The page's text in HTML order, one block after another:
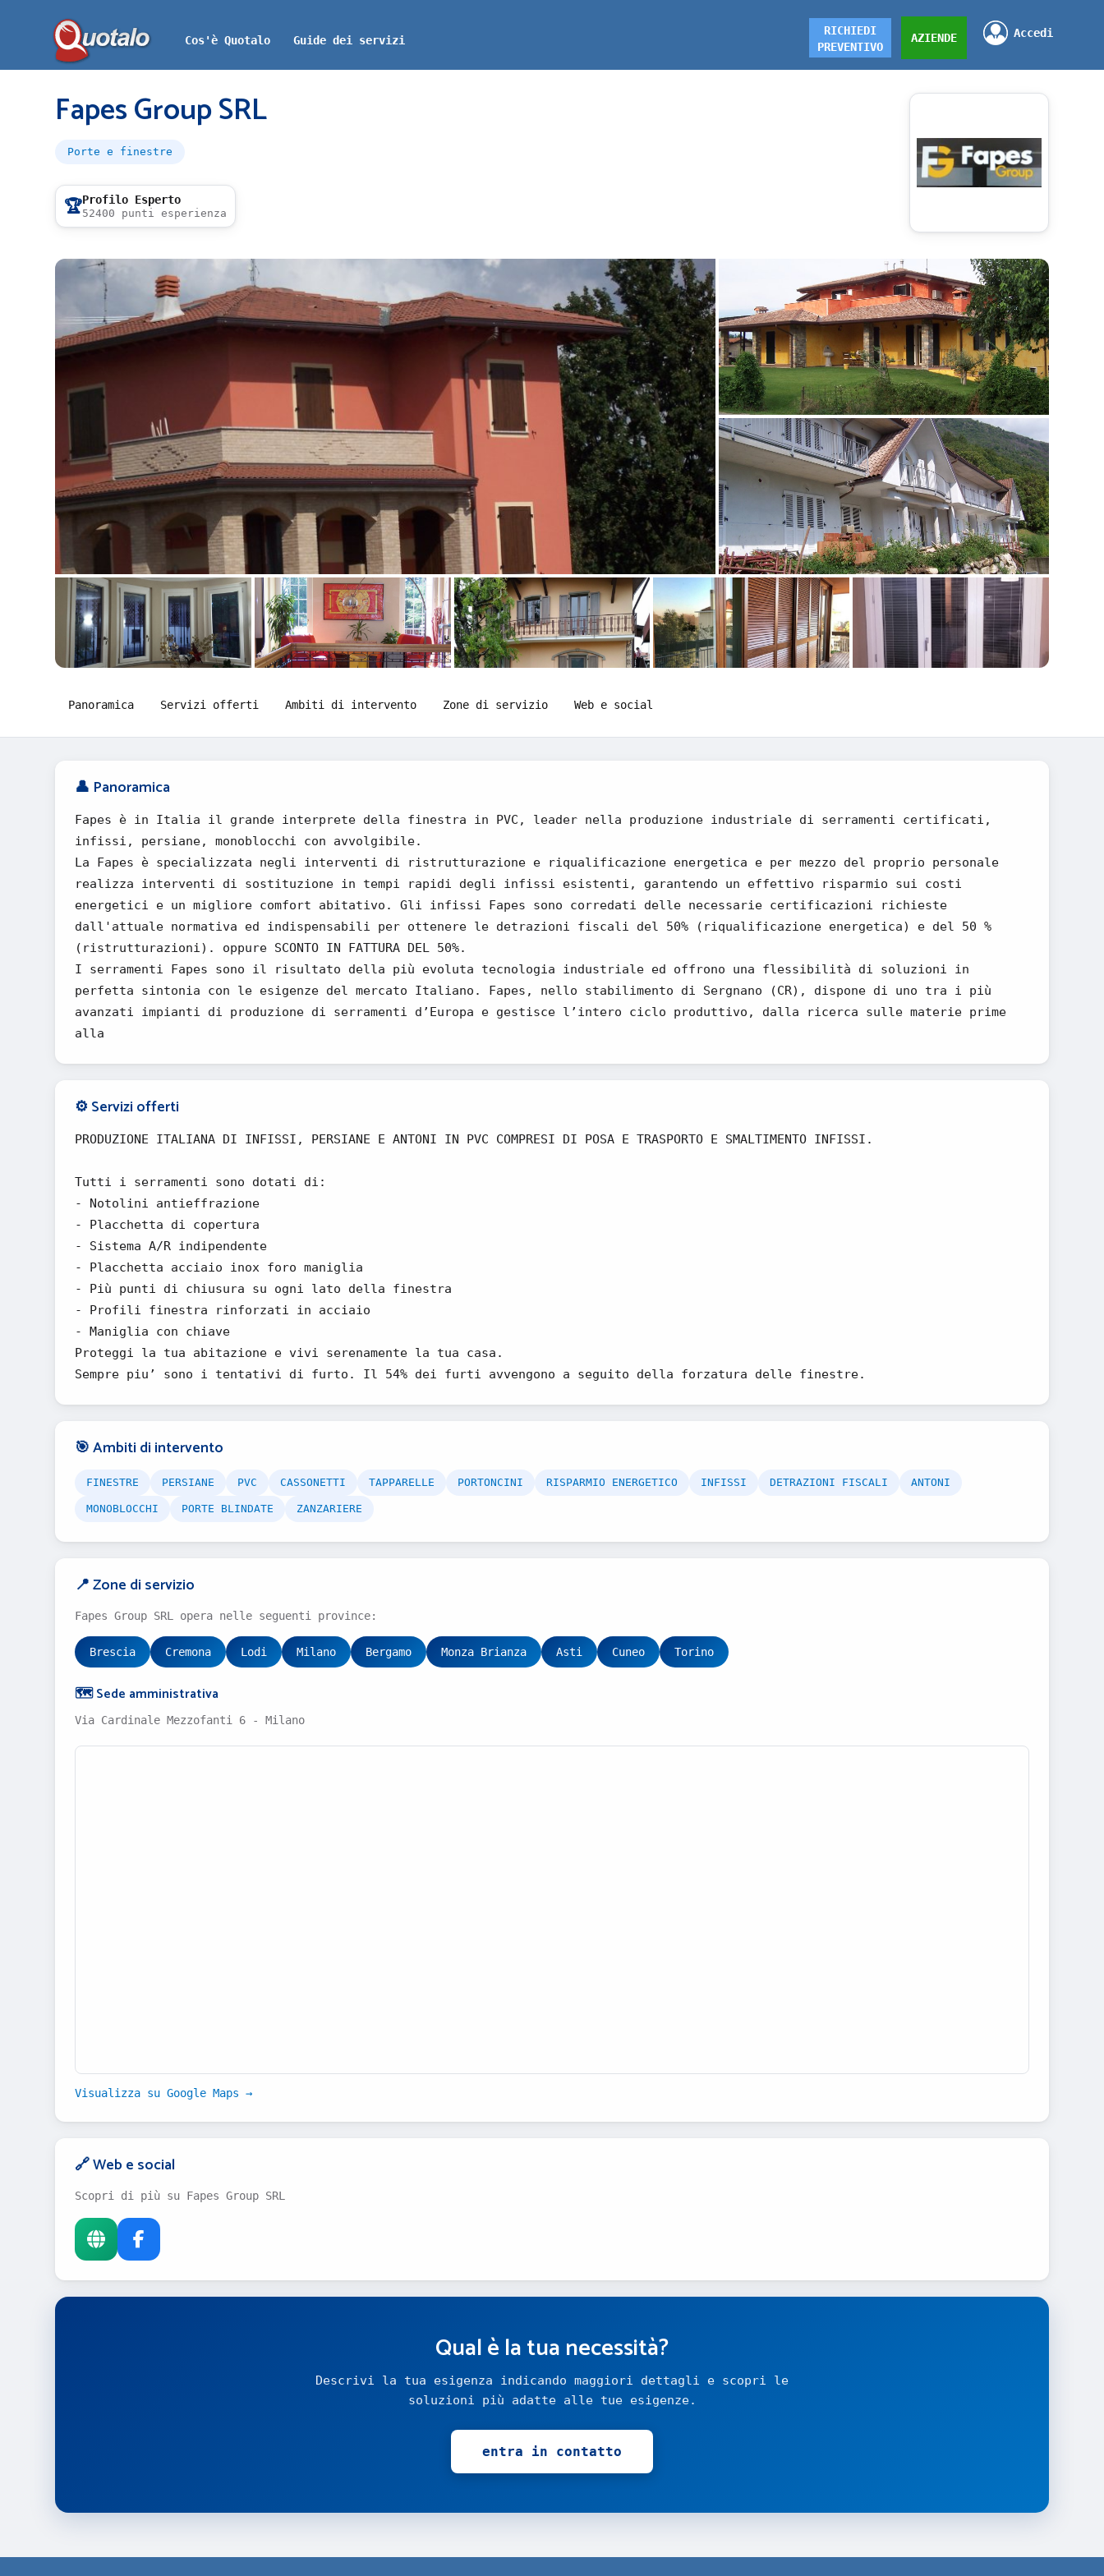
Cos'è Quotalo Guide dei servizi
Accedi
AZIENDE
RICHIEDI
PREVENTIVO
Fapes Group SRL
Porte e finestre
🏆Profilo Esperto
52400 punti esperienza
Panoramica Servizi offerti Ambiti di intervento Zone di servizio Web e social
👤 Panoramica
Fapes è in Italia il grande interprete della finestra in PVC, leader nella produzione industriale di serramenti certificati,
infissi, persiane, monoblocchi con avvolgibile.
La Fapes è specializzata negli interventi di ristrutturazione e riqualificazione energetica e per mezzo del proprio personale
realizza interventi di sostituzione in tempi rapidi degli infissi esistenti, garantendo un effettivo risparmio sui costi
energetici e un migliore comfort abitativo. Gli infissi Fapes sono corredati delle necessarie certificazioni richieste
dall'attuale normativa ed indispensabili per ottenere le detrazioni fiscali del 50% (riqualificazione energetica) e del 50 %
(ristrutturazioni). oppure SCONTO IN FATTURA DEL 50%.
I serramenti Fapes sono il risultato della più evoluta tecnologia industriale ed offrono una flessibilità di soluzioni in
perfetta sintonia con le esigenze del mercato Italiano. Fapes, nello stabilimento di Sergnano (CR), dispone di uno tra i più
avanzati impianti di produzione di serramenti d’Europa e gestisce l’intero ciclo produttivo, dalla ricerca sulle materie prime
alla
⚙️ Servizi offerti
PRODUZIONE ITALIANA DI INFISSI, PERSIANE E ANTONI IN PVC COMPRESI DI POSA E TRASPORTO E SMALTIMENTO INFISSI.
Tutti i serramenti sono dotati di:
- Notolini antieffrazione
- Placchetta di copertura
- Sistema A/R indipendente
- Placchetta acciaio inox foro maniglia
- Più punti di chiusura su ogni lato della finestra
- Profili finestra rinforzati in acciaio
- Maniglia con chiave
Proteggi la tua abitazione e vivi serenamente la tua casa.
Sempre piu’ sono i tentativi di furto. Il 54% dei furti avvengono a seguito della forzatura delle finestre.
🎯 Ambiti di intervento
FINESTRE PERSIANE PVC CASSONETTI TAPPARELLE PORTONCINI RISPARMIO ENERGETICO INFISSI DETRAZIONI FISCALI ANTONI
MONOBLOCCHI PORTE BLINDATE ZANZARIERE
📍 Zone di servizio
Fapes Group SRL opera nelle seguenti province:
Brescia Cremona Lodi Milano Bergamo Monza Brianza Asti Cuneo Torino
🗺️ Sede amministrativa
Via Cardinale Mezzofanti 6 - Milano
Visualizza su Google Maps →
🔗 Web e social
Scopri di più su Fapes Group SRL
Qual è la tua necessità?
Descrivi la tua esigenza indicando maggiori dettagli e scopri le
soluzioni più adatte alle tue esigenze.
entra in contatto